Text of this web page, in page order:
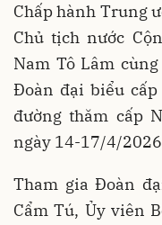
Chấp hành Trung
Chủ tịch nước
Nam Tô Lâm
Đoàn đại biểu
đường thăm cấp
ngày 14-17/4/
Tham gia Đoàn
Cẩm Tú, Ủy viên